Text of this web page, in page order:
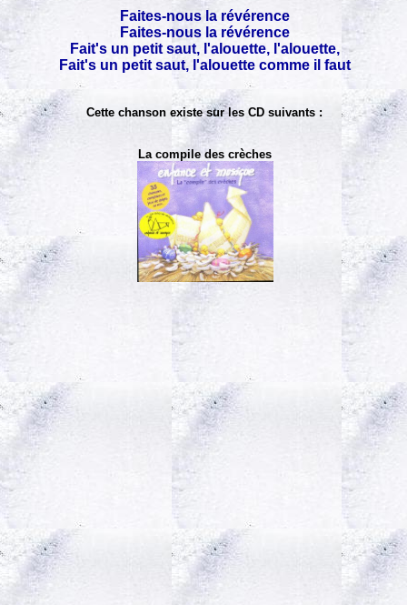
Faites-nous la révérence
Faites-nous la révérence
Fait's un petit saut, l'alouette, l'alouette,
Fait's un petit saut, l'alouette comme il faut
Cette chanson existe sur les CD suivants :
La compile des crèches